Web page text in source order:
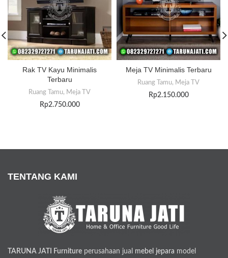
Rak TV Kayu Minimalis
Terbaru
Ruang Tamu, Meja TV
Rp2.750.000
Meja TV Minimalis Terbaru
Ruang Tamu, Meja TV
Rp2.150.000
TENTANG KAMI
TARUNA JATI Furniture perusahaan jual mebel jepara model